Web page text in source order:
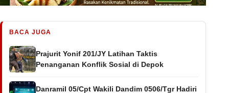
BACA JUGA
Prajurit Yonif 201/JY Latihan Taktis
Penanganan Konflik Sosial di Depok
Danramil 05/Cpt Wakili Dandim 0506/Tgr Hadiri